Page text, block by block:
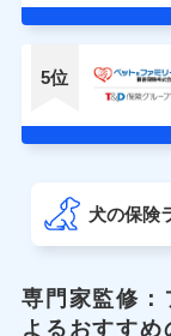
5位
犬の保険
専門家監修：
よるおすす